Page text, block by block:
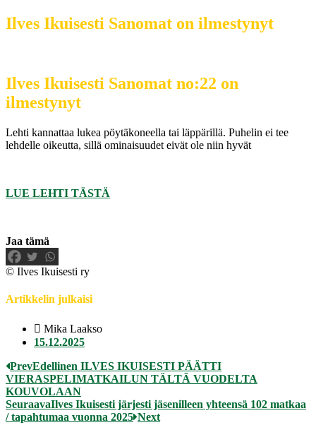
Ilves Ikuisesti Sanomat on ilmestynyt
Ilves Ikuisesti Sanomat no:22 on
ilmestynyt
Lehti kannattaa lukea pöytäkoneella tai läppärillä. Puhelin ei tee
lehdelle oikeutta, sillä ominaisuudet eivät ole niin hyvät
LUE LEHTI TÄSTÄ
Jaa tämä
© Ilves Ikuisesti ry
Artikkelin julkaisi
Mika Laakso
15.12.2025
PrevEdellinen ILVES IKUISESTI PÄÄTTI
VIERASPELIMATKAILUN TÄLTÄ VUODELTA
KOUVOLAAN
SeuraavaIlves Ikuisesti järjesti jäsenilleen yhteensä 102 matkaa
/ tapahtumaa vuonna 2025 Next